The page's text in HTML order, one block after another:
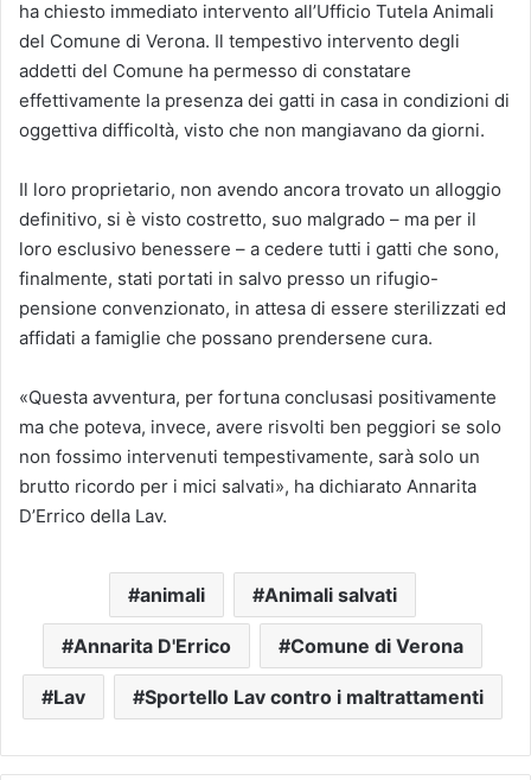
ha chiesto immediato intervento all’Ufficio Tutela Animali
del Comune di Verona. Il tempestivo intervento degli
addetti del Comune ha permesso di constatare
effettivamente la presenza dei gatti in casa in condizioni di
oggettiva difficoltà, visto che non mangiavano da giorni.
Il loro proprietario, non avendo ancora trovato un alloggio
definitivo, si è visto costretto, suo malgrado – ma per il
loro esclusivo benessere – a cedere tutti i gatti che sono,
finalmente, stati portati in salvo presso un rifugio-
pensione convenzionato, in attesa di essere sterilizzati ed
affidati a famiglie che possano prendersene cura.
«Questa avventura, per fortuna conclusasi positivamente
ma che poteva, invece, avere risvolti ben peggiori se solo
non fossimo intervenuti tempestivamente, sarà solo un
brutto ricordo per i mici salvati», ha dichiarato Annarita
D’Errico della Lav.
animali Animali salvati
Annarita D'Errico Comune di Verona
Lav Sportello Lav contro i maltrattamenti